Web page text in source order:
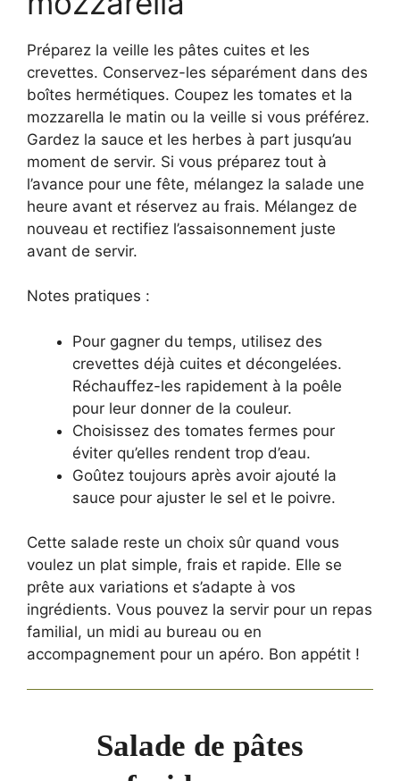
Préparez la veille les pâtes cuites et les
crevettes. Conservez-les séparément dans des
boîtes hermétiques. Coupez les tomates et la
mozzarella le matin ou la veille si vous préférez.
Gardez la sauce et les herbes à part jusqu’au
moment de servir. Si vous préparez tout à
l’avance pour une fête, mélangez la salade une
heure avant et réservez au frais. Mélangez de
nouveau et rectifiez l’assaisonnement juste
avant de servir.
Notes pratiques :
Pour gagner du temps, utilisez des
crevettes déjà cuites et décongelées.
Réchauffez-les rapidement à la poêle
pour leur donner de la couleur.
Choisissez des tomates fermes pour
éviter qu’elles rendent trop d’eau.
Goûtez toujours après avoir ajouté la
sauce pour ajuster le sel et le poivre.
Cette salade reste un choix sûr quand vous
voulez un plat simple, frais et rapide. Elle se
prête aux variations et s’adapte à vos
ingrédients. Vous pouvez la servir pour un repas
familial, un midi au bureau ou en
accompagnement pour un apéro. Bon appétit !
Salade de pâtes